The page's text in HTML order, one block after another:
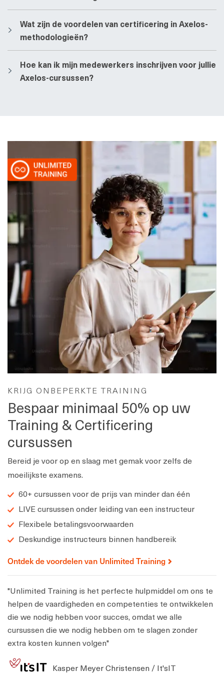
​​Wat zijn de voordelen van certificering in Axelos-
methodologieën?
​​Hoe kan ik mijn medewerkers inschrijven voor jullie
Axelos-cursussen?
KRIJG ONBEPERKTE TRAINING
Bespaar minimaal 50% op uw
Training & Certificering
cursussen
Bereid je voor op en slaag met gemak voor zelfs de
moeilijkste examens.
60+ cursussen voor de prijs van minder dan één
LIVE cursussen onder leiding van een instructeur
Flexibele betalingsvoorwaarden
Deskundige instructeurs binnen handbereik
Ontdek de voordelen van Unlimited Training
"Unlimited Training is het perfecte hulpmiddel om ons te
helpen de vaardigheden en competenties te ontwikkelen
die we nodig hebben voor succes, omdat we alle
cursussen die we nodig hebben om te slagen zonder
extra kosten kunnen volgen"
Kasper Meyer Christensen / It'sIT